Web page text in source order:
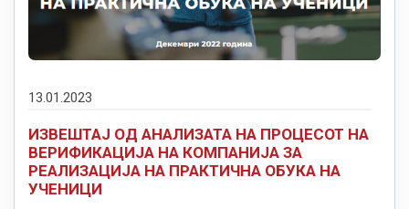
13.01.2023
ИЗВЕШТАЈ ОД АНАЛИЗАТА НА ПРОЦЕСОТ НА
ВЕРИФИКАЦИЈА НА КОМПАНИЈА ЗА
РЕАЛИЗАЦИЈА НА ПРАКТИЧНА ОБУКА НА
УЧЕНИЦИ